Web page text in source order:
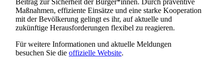
Maßnahmen, effiziente Einsätze und eine starke Kooperation
mit der Bevölkerung gelingt es ihr, auf aktuelle und
zukünftige Herausforderungen flexibel zu reagieren.
Für weitere Informationen und aktuelle Meldungen
besuchen Sie die offizielle Website.